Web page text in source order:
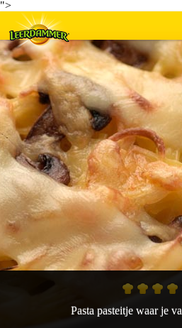
">
Recepten
Over
Contact
Nederlands
Pasta pasteitje waar je